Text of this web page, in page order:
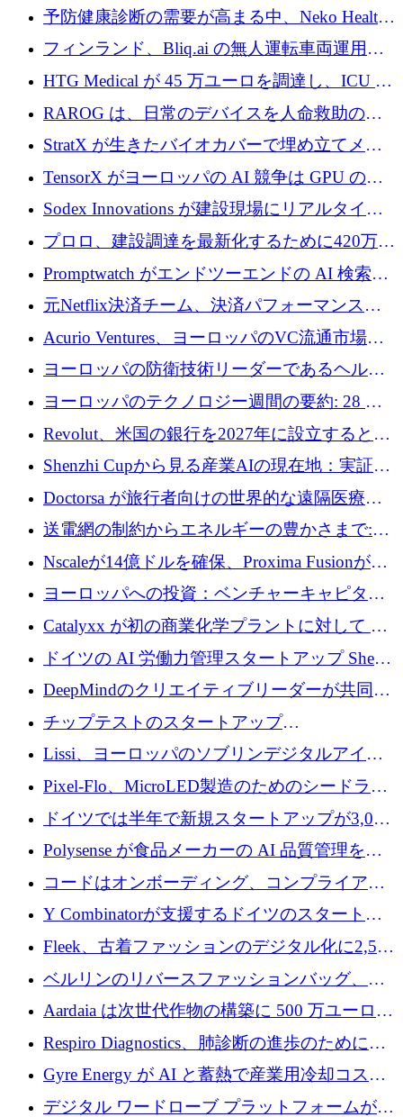
シリーズAで450万ユーロを調達
予防健康診断の需要が高まる中、Neko Health
が 7 億ドルを調達
フィンランド、Bliq.ai の無人運転車両運用を
認可
HTG Medical が 45 万ユーロを調達し、ICU の
尿モニタリングを自動化するための MDR 認
証を獲得
RAROG は、日常のデバイスを人命救助の救
助ビーコンに変えるために 16 万 2,000 ユーロ
StratX が生きたバイオカバーで埋め立てメタ
ン対策に 119 万ドルを調達
TensorX がヨーロッパの AI 競争は GPU の所
有者によって決まると考える理由
Sodex Innovations が建設現場にリアルタイム
のインテリジェンスをもたらすために 400 万
ユーロを確保
プロロ、建設調達を最新化するために420万ポ
ンドを調達
Promptwatch がエンドツーエンドの AI 検索最
適化プラットフォームを拡張するために 600
万ユーロを調達
元Netflix決済チーム、決済パフォーマンスプ
ラットフォームNopanのためにこれまでに720
万ユーロを調達
Acurio Ventures、ヨーロッパのVC流通市場の
流動性を解放するために1億1,500万ユーロの
ファンドを立ち上げる
ヨーロッパの防衛技術リーダーであるヘルシ
ングは、180億ドルの評価額で18億ドルのシリ
ヨーロッパのテクノロジー週間の要約: 28 億
ユーロを超える 70 以上のテクノロジー資金調
Revolut、米国の銀行を2027年に設立すると米
国の社長が語る
Shenzhi Cupから見る産業AIの現在地：実証と
産業実装への道筋
Doctorsa が旅行者向けの世界的な遠隔医療プ
ラットフォームを拡大するために 100 万ユー
ロを調達
送電網の制約からエネルギーの豊かさまで:
Envision の Gobi X がヨーロッパの AI の未来
にどのように貢献できるか
Nscaleが14億ドルを確保、Proxima Fusionが4
億1,100万ユーロを獲得、Invest EuropeはVCの
ヨーロッパへの投資：ベンチャーキャピタル
が過去2番目に高い水準に到達
Catalyxx が初の商業化学プラントに対して EU
から 2,000 万ユーロ以上の支援を獲得
ドイツの AI 労働力管理スタートアップ Sherpa
がプレシードで 220 万ドルを調達
DeepMindのクリエイティブリーダーが共同設
立したAIライティングのスタートアップが
1,300万ドルのシード投資を調達
チップテストのスタートアップ
QuantumDiamondsが株式資金で1,500万ユーロ
Lissi、ヨーロッパのソブリンデジタルアイデ
ンティティの未来を推進するために350万ユー
ロを調達
Pixel-Flo、MicroLED製造のためのシードラウ
ンドで525万ポンドを獲得
ドイツでは半年で新規スタートアップが3,000
社という記録を目の当たりにし、涙を流すハ
ンブルク
Polysense が食品メーカーの AI 品質管理を拡
張するために 1,070 万ドルを調達
コードはオンボーディング、コンプライアン
ス、支払いを統合するために 640 万ポンドを
Y Combinatorが支援するドイツのスタートア
ップFintoが340万ドルを調達、シリコンバレ
ーではなくミュンヘンを選んだと語る
Fleek、古着ファッションのデジタル化に2,500
万ドルを確保
ベルリンのリバースファッションバッグ、繊
維仕分け規模拡大に7桁の資金調達
Aardaia は次世代作物の構築に 500 万ユーロを
寄付
Respiro Diagnostics、肺診断の進歩のために
100 万ポンドを確保
Gyre Energy が AI と蓄熱で産業用冷却コスト
を削減するために 130 万ドルを調達
デジタル ワードローブ プラットフォームが